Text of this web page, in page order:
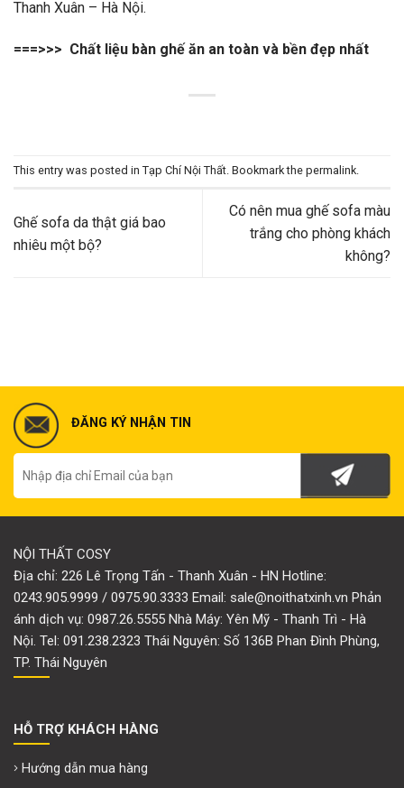
Thanh Xuân – Hà Nội.
===>>> Chất liệu bàn ghế ăn an toàn và bền đẹp nhất
This entry was posted in Tạp Chí Nội Thất. Bookmark the permalink.
Ghế sofa da thật giá bao
nhiêu một bộ?
Có nên mua ghế sofa màu
trắng cho phòng khách
không?
ĐĂNG KÝ NHẬN TIN
NỘI THẤT COSY
Địa chỉ: 226 Lê Trọng Tấn - Thanh Xuân - HN Hotline:
0243.905.9999 / 0975.90.3333 Email: sale@noithatxinh.vn Phản
ánh dịch vụ: 0987.26.5555 Nhà Máy: Yên Mỹ - Thanh Trì - Hà
Nội. Tel: 091.238.2323 Thái Nguyên: Số 136B Phan Đình Phùng,
TP. Thái Nguyên
HỖ TRỢ KHÁCH HÀNG
Hướng dẫn mua hàng